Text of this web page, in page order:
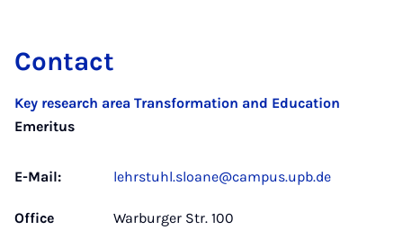
Contact
Key research area Transformation and Education
Emeritus
E-Mail: lehrstuhl.sloane@campus.upb.de
Office
Warburger Str. 100